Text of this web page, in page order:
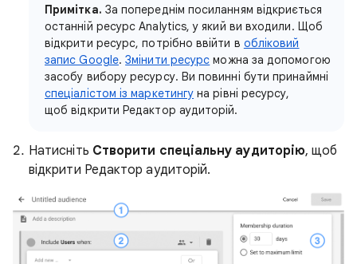
Примітка. За попереднім посиланням відкриється
останній ресурс Analytics, у який ви входили. Щоб
відкрити ресурс, потрібно ввійти в обліковий
запис Google.Змінити ресурс можна за допомогою
засобу вибору ресурсу. Ви повинні бути принаймні
спеціалістом із маркетингу на рівні ресурсу,
щоб відкрити Редактор аудиторій.
Натисніть Створити спеціальну аудиторію, щоб
відкрити Редактор аудиторій.